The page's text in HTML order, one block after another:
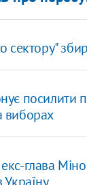
сектору"
посилити
виборах
глава